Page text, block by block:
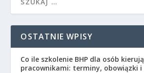
OSTATNIE WPISY
Co ile szkolenie BHP dla osób
pracownikami: terminy, obowiązki